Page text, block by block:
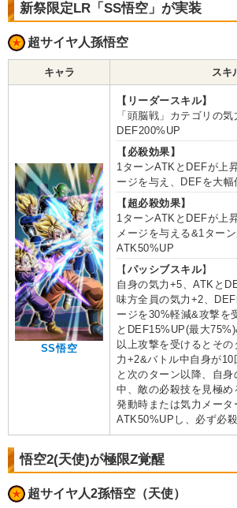
新祭限定LR「SS悟空」が実装
超サイヤ人孫悟空
キャラ スキ
SS悟空
【リーダースキル】
「頭脳戦」カテゴリの
DEF200%UP
【必殺効果】
1ターンATKとDEFが上
ージを与え、DEFを大幅
【超必殺効果】
1ターンATKとDEFが上
メージを与える&1ター
ATK50%UP
【 パッシブスキル】
自身の気力+5、ATKと
味方全員の気力+2、
ージを30%軽減&攻撃を
とDEF15%UP(最大
以上攻撃を受けるとそ
力+2&バトル中自身が10
と次のターン以降、自
中、敵の必殺技を見極
発動時または気力メータ
ATK50%UPし、必ず必
悟空2(天使)が極限Z覚醒
超サイヤ人2孫悟空（天使）